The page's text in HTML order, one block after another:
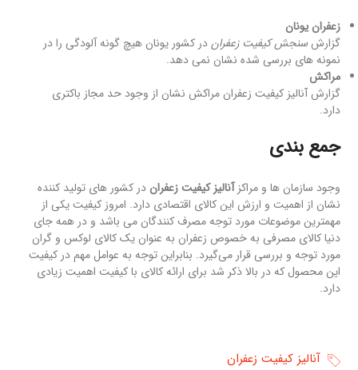
زعفران یونان
گزارشسنجش کیفیت زعفراندر کشور یونان هیچ گونه آلودگی را در
نمونه های بررسی شده نشان نمی دهد.
مراکش
گزارش آنالیز کیفیت زعفران مراکش نشان از وجود حد مجاز باکتری
دارد.
جمع بندی
وجود سازمان ها و مراکزآنالیز کیفیت زعفران در کشور های تولید کننده
نشان از اهمیت و ارزش این کالای اقتصادی دارد. امروز کیفیت یکی از
مهمترین موضوعات مورد توجه مصرف کنندگان می باشد و در همه جای
دنیا کالای مصرفی به خصوص زعفران به عنوان یک کالای لوکس و گران
مورد توجه و بررسی قرار می‌گیرد. بنابراین توجه به عوامل مهم در کیفیت
این محصول که در بالا ذکر شد برای ارائه کالای با کیفیت اهمیت زیادی
دارد.
آنالیز کیفیت زعفران